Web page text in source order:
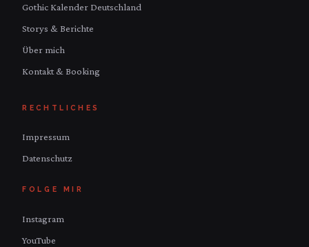
Gothic Kalender Deutschland
Storys & Berichte
Über mich
Kontakt & Booking
RECHTLICHES
Impressum
Datenschutz
FOLGE MIR
Instagram
YouTube